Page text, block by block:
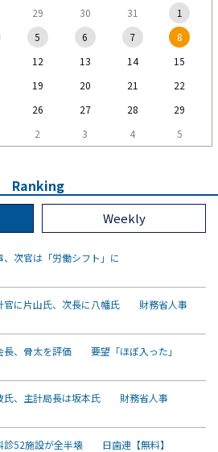
29 30 31
1
5 6 7
8
12 13 14
15
19 20 21
22
26 27 28
29
2 3 4 5
Ranking
Weekly
、次官は「労働シフト」に
官に片山氏、次長に八幡氏 財務省人事
長、骨太を評価 要望「ほぼ入った」
氏、主計局長は坂本氏 財務省人事
診52施設が全半壊 日歯連【無料】